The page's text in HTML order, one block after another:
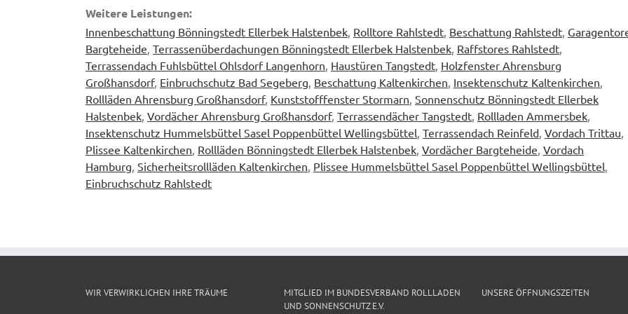
Weitere Leistungen:
Innenbeschattung Bönningstedt Ellerbek Halstenbek, Rolltore Rahlstedt, Beschattung Rahlstedt,
Bargteheide, Terrassenüberdachungen Bönningstedt Ellerbek Halstenbek, Raffstores Rahlstedt,
Terrassendach Fuhlsbüttel Ohlsdorf Langenhorn, Haustüren Tangstedt, Holzfenster Ahrensburg
Großhansdorf, Einbruchschutz Bad Segeberg, Beschattung Kaltenkirchen, Insektenschutz Kaltenkirchen,
Rollläden Ahrensburg Großhansdorf, Kunststofffenster Stormarn, Sonnenschutz Bönningstedt Ellerbek
Halstenbek, Vordächer Ahrensburg Großhansdorf, Terrassendächer Tangstedt, Rollladen Ammersbek,
Insektenschutz Hummelsbüttel Sasel Poppenbüttel Wellingsbüttel, Terrassendach Reinfeld, Vordach Trittau,
Plissee Kaltenkirchen, Rollläden Bönningstedt Ellerbek Halstenbek, Vordächer Bargteheide, Vordach
Hamburg, Sicherheitsrollläden Kaltenkirchen, Plissee Hummelsbüttel Sasel Poppenbüttel Wellingsbüttel,
Einbruchschutz Rahlstedt
WIR VERWIRKLICHEN IHRE TRÄUME
MITGLIED IM BUNDESVERBAND ROLLLADEN
UND SONNENSCHUTZ E.V.
UNSERE ÖFFNUNGSZEITEN